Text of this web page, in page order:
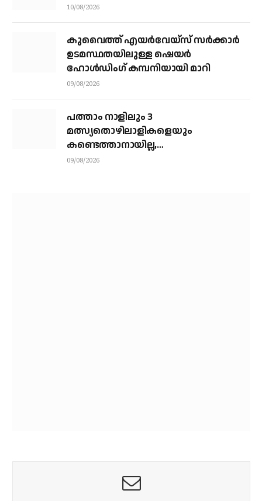
10/08/2026
കുവൈത്ത് എയര്‍വേയ്‌സ് സര്‍ക്കാര്‍
ഉടമസ്ഥതയിലുള്ള ഷെയര്‍
ഹോള്‍ഡിംഗ് കമ്പനിയായി മാറി
09/08/2026
പത്താം നാളിലും 3
മത്സ്യതൊഴിലാളികളെയും
കണ്ടെത്താനായില്ല,
നാവികസേനയെത്തിയിട്ടും രക്ഷയില്ല;
09/08/2026